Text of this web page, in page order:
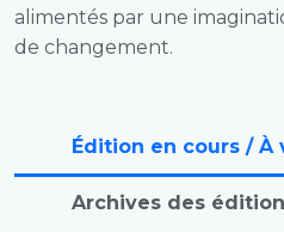
alimentés par une
de changement.
Édition en cours / À
Archives des